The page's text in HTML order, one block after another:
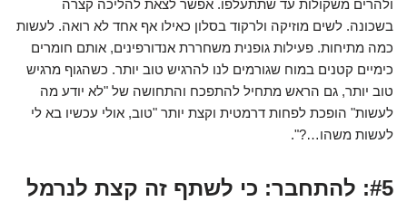
ולהרים משקולות עד שתתעלפו. אפשר לצאת להליכה קצרה
בשכונה. לשים מוזיקה ולרקוד בסלון כאילו אף אחד לא רואה. לעשות
כמה מתיחות. פעילות גופנית משחררת אנדורפינים, אותם חומרים
כימיים קטנים במוח שגורמים לנו להרגיש טוב יותר. כשהגוף מרגיש
טוב יותר, גם הראש מתחיל להתפכח והתחושה של "לא יודע מה
לעשות" הופכת לפחות דרמטית וקצת יותר "טוב, אולי עכשיו בא לי
לעשות משהו…?".
#5: להתחבר: כי לשתף זה קצת לנרמל